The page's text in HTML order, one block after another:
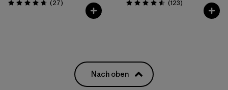
Bewertung: 4.8 / 5
(27Rezensionen
)
Bewertung: 4.6 / 5
(123Rezensionen
)
Nach oben